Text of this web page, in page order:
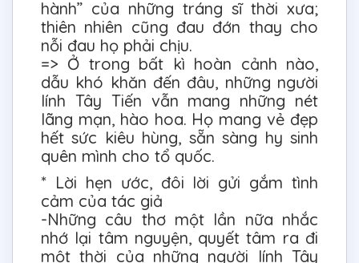
hành” của những tráng sĩ thời xưa;
thiên nhiên cũng đau đớn thay cho
nỗi đau họ phải chịu.
=> Ở trong bất kì hoàn cảnh nào,
dẫu khó khăn đến đâu, những người
lính Tây Tiến vẫn mang những nét
lãng mạn, hào hoa. Họ mang vẻ đẹp
hết sức kiêu hùng, sẵn sàng hy sinh
quên mình cho tổ quốc.
* Lời hẹn ước, đôi lời gửi gắm tình
cảm của tác giả
-Những câu thơ một lần nữa nhắc
nhớ lại tâm nguyện, quyết tâm ra đi
một thời của những người lính Tây